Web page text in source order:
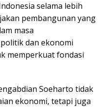
selama lebih
pembangunan yang
masa
dan ekonomi
memperkuat fondasi
Soeharto tidak
ekonomi, tetapi juga